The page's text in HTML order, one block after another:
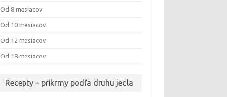
Od 8 mesiacov
Od 10 mesiacov
Od 12 mesiacov
Od 18 mesiacov
Recepty – príkrmy podľa druhu jedla